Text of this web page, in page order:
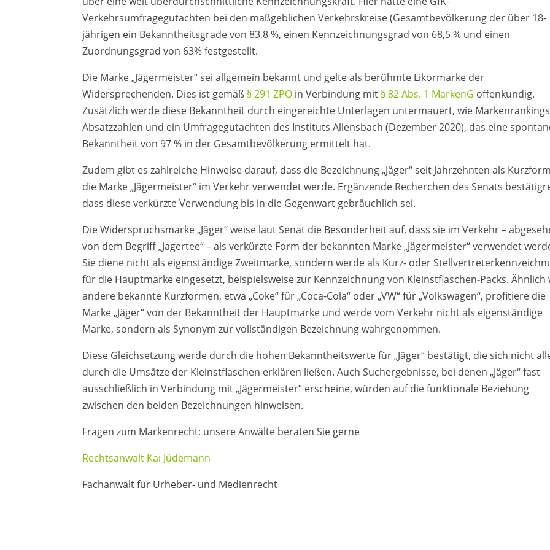
Verkehrsumfragegutachten bei den maßgeblichen Verkehrskreise (Gesamtbevölkerung der über 18-
jährigen ein Bekanntheitsgrade von 83,8 %, einen Kennzeichnungsgrad von 68,5 % und einen
Zuordnungsgrad von 63% festgestellt.
Die Marke „Jägermeister“ sei allgemein bekannt und gelte als berühmte Likörmarke der
Widersprechenden. Dies ist gemäß § 291 ZPO in Verbindung mit § 82 Abs. 1 MarkenG offenkundig.
Zusätzlich werde diese Bekanntheit durch eingereichte Unterlagen untermauert, wie
Absatzzahlen und ein Umfragegutachten des Instituts Allensbach (Dezember 2020), das eine
Bekanntheit von 97 % in der Gesamtbevölkerung ermittelt hat.
Zudem gibt es zahlreiche Hinweise darauf, dass die Bezeichnung „Jäger“ seit Jahrzehnten als
die Marke „Jägermeister“ im Verkehr verwendet werde. Ergänzende Recherchen des Senats
dass diese verkürzte Verwendung bis in die Gegenwart gebräuchlich sei.
Die Widerspruchsmarke „Jäger“ weise laut Senat die Besonderheit auf, dass sie im Verkehr –
von dem Begriff „Jagertee“ – als verkürzte Form der bekannten Marke „Jägermeister“ verwendet
Sie diene nicht als eigenständige Zweitmarke, sondern werde als Kurz- oder
für die Hauptmarke eingesetzt, beispielsweise zur Kennzeichnung von Kleinstflaschen-Packs. Ähnlich
andere bekannte Kurzformen, etwa „Coke“ für „Coca-Cola“ oder „VW“ für „Volkswagen“, profitiere die
Marke „Jäger“ von der Bekanntheit der Hauptmarke und werde vom Verkehr nicht als eigenständige
Marke, sondern als Synonym zur vollständigen Bezeichnung wahrgenommen.
Diese Gleichsetzung werde durch die hohen Bekanntheitswerte für „Jäger“ bestätigt, die sich nicht
durch die Umsätze der Kleinstflaschen erklären ließen. Auch Suchergebnisse, bei denen „Jäger“ fast
ausschließlich in Verbindung mit „Jägermeister“ erscheine, würden auf die funktionale Beziehung
zwischen den beiden Bezeichnungen hinweisen.
Fragen zum Markenrecht: unsere Anwälte beraten Sie gerne
Rechtsanwalt Kai Jüdemann
Fachanwalt für Urheber- und Medienrecht